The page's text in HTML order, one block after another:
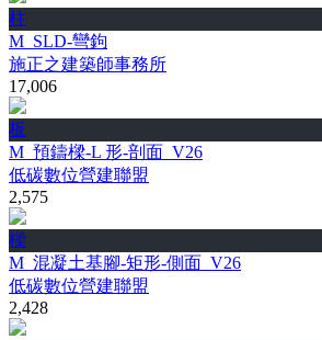
柱
M_SLD-彎鉤
施正之建築師事務所
17,006
板
M_預鑄樑-L 形-剖面_V26
低碳數位營建聯盟
2,575
樑
M_混凝土基腳-矩形-側面_V26
低碳數位營建聯盟
2,428